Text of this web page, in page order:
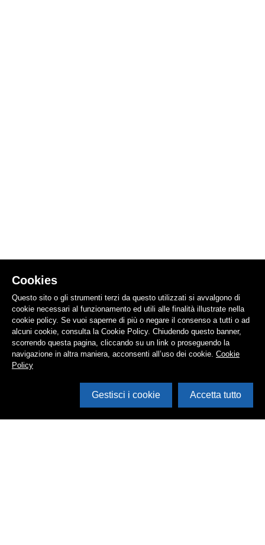
Cookies
Questo sito o gli strumenti terzi da questo utilizzati si avvalgono di
cookie necessari al funzionamento ed utili alle finalità illustrate nella
cookie policy. Se vuoi saperne di più o negare il consenso a tutti o ad
alcuni cookie, consulta la Cookie Policy. Chiudendo questo banner,
scorrendo questa pagina, cliccando su un link o proseguendo la
navigazione in altra maniera, acconsenti all’uso dei cookie. Cookie
Policy
Gestisci i cookie Accetta tutto